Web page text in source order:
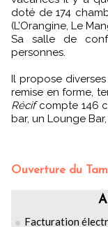
doté de 174
(L’Orangine, Le
Sa salle de
personnes.
Il propose
remise en forme,
Récifcompte 146
bar, un Lounge
Ouverture du
Facturation